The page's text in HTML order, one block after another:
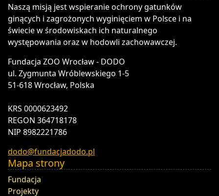
DODO - Fundacja ZOO Wrocław
Naszą misją jest wspieranie ochrony gatunków
ginących i zagrożonych wyginięciem w Polsce i na
świecie w środowiskach ich naturalnego
występowania oraz w hodowli zachowawczej.
Fundacja ZOO Wrocław - DODO
ul. Zygmunta Wróblewskiego 1-5
51-618 Wrocław, Polska
KRS 0000623492
REGON 364718178
NIP 8982221786
dodo@fundacjadodo.pl
Mapa strony
Fundacja
Projekty